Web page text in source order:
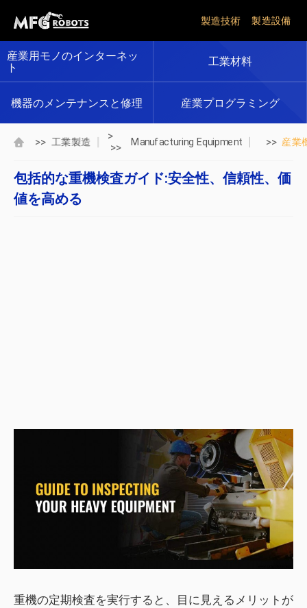
製造技術 製造設備
産業用モノのインターネッ
ト
工業材料
機器のメンテナンスと修理 産業プログラミング
>> 工業製造
>
>>
Manufacturing Equipment >> 産業
包括的な重機検査ガイド:安全性、信頼性、価
値を高める
重機の定期検査を実行すると、目に見えるメリットが